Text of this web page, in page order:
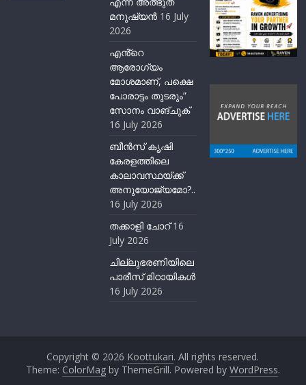
മനുഷ്യന്‍ 16 July
2026
എൻ്റെ
ആരോഗ്യം
മോശമാണ്, പക്ഷെ
പോരാട്ടം തുടരും”
സോനം വാങ്ചുക്
16 July 2026
ബീന്‍സ് കൃഷി
കേരളത്തിലെ
കാലാവസ്ഥയ്ക്ക്
അനുയോജ്യമോ?..
16 July 2026
തക്കാളി ചോറ് 16
July 2026
ചില്ലുഭരണിയിലെ
പാരീസ് മിഠായികള്‍
16 July 2026
Copyright © 2026 Koottukari. All rights reserved.
Theme: ColorMagby ThemeGrill. Powered by WordPress.